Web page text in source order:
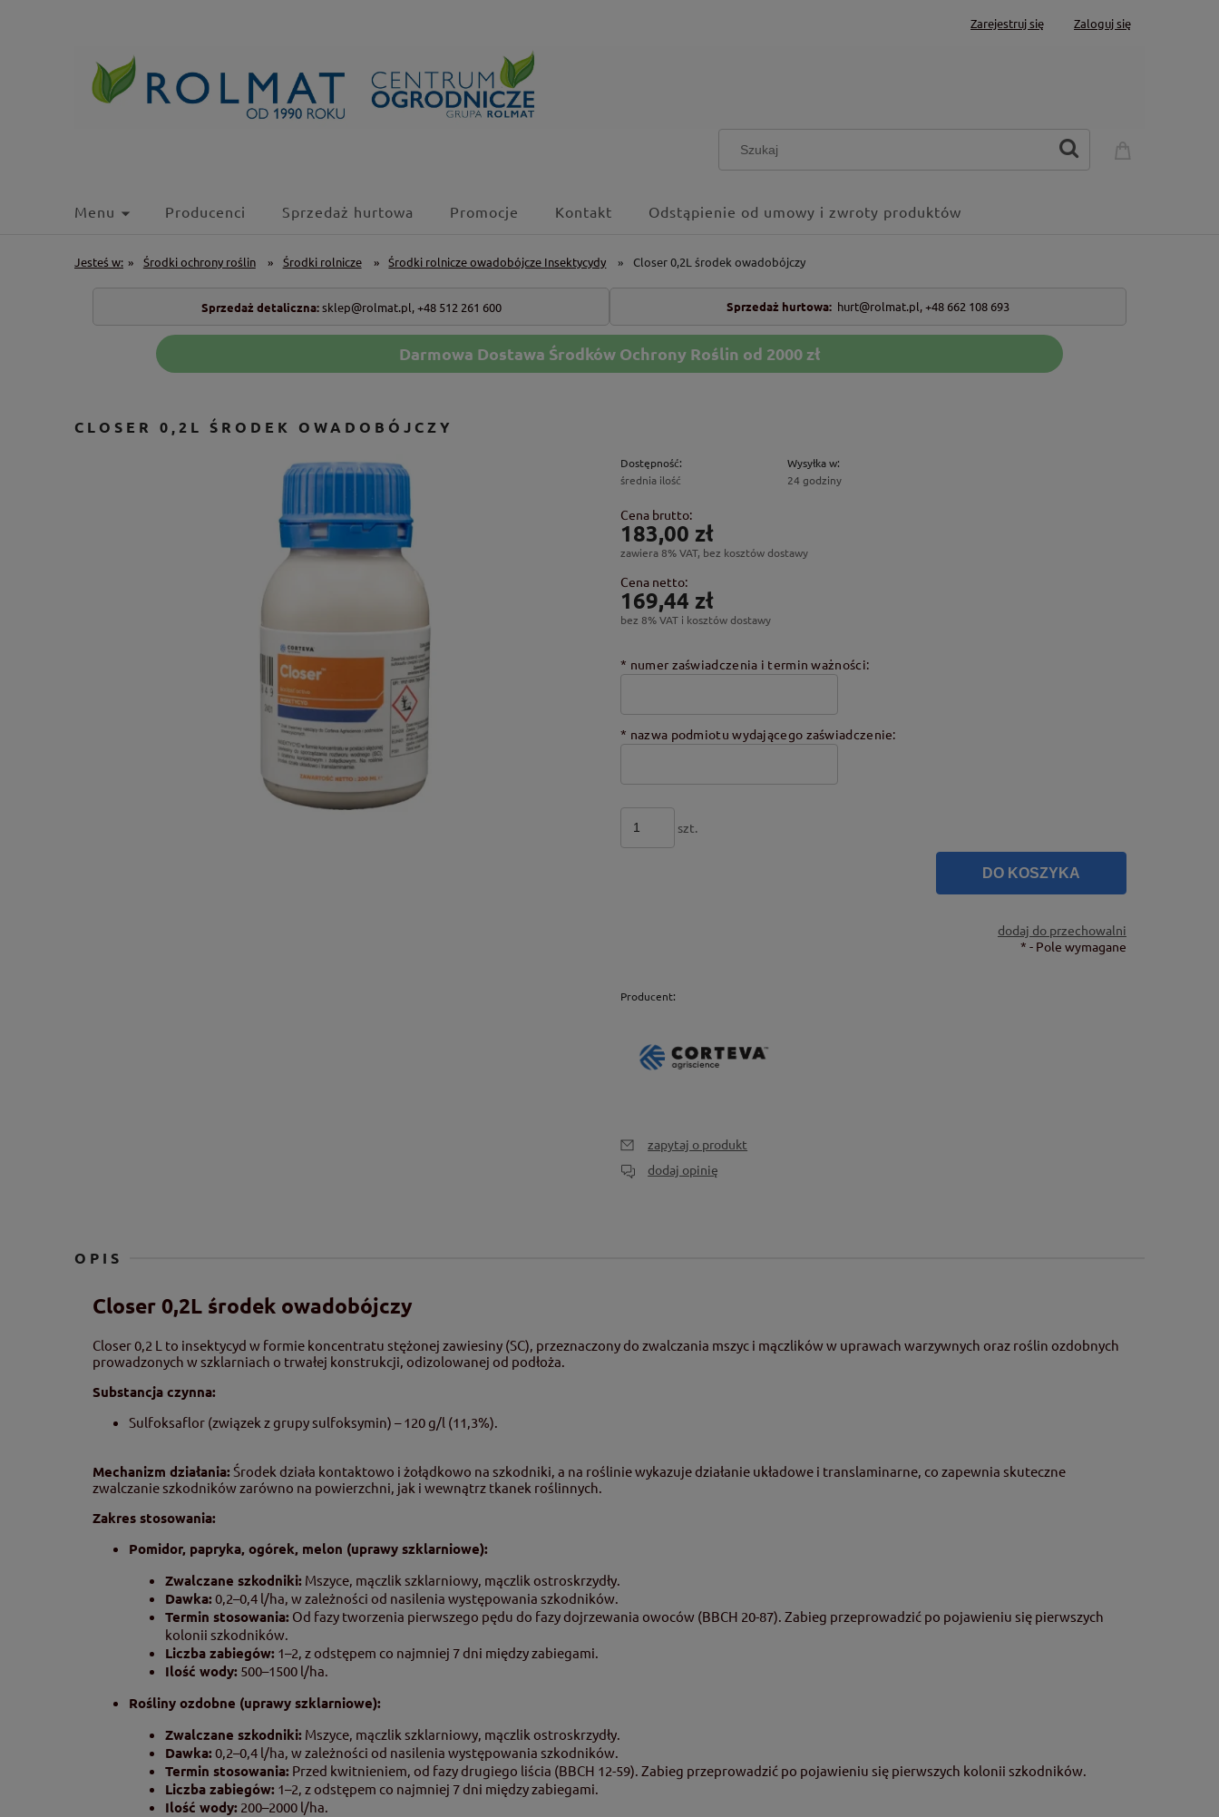
Zarejestruj się Zaloguj się
Menu Producenci Sprzedaż hurtowa Promocje Kontakt Odstąpienie od umowy i zwroty produktów
Jesteś w: » Środki ochrony roślin » Środki rolnicze » Środki rolnicze owadobójcze Insektycydy » Closer 0,2L środek owadobójczy
Sprzedaż detaliczna: sklep@rolmat.pl, +48 512 261 600 Sprzedaż hurtowa: hurt@rolmat.pl,+48 662 108 693
Darmowa Dostawa Środków Ochrony Roślin od 2000 zł
CLOSER 0,2L ŚRODEK OWADOBÓJCZY
Dostępność:
średnia ilość
Wysyłka w:
24 godziny
Cena brutto:
183,00 zł
zawiera 8% VAT, bez kosztów dostawy
Cena netto:
169,44 zł
bez 8% VAT i kosztów dostawy
* numer zaświadczenia i termin ważności:
* nazwa podmiotu wydającego zaświadczenie:
szt.
DO KOSZYKA
dodaj do przechowalni
* - Pole wymagane
Producent:
zapytaj o produkt
dodaj opinię
OPIS
Closer 0,2L środek owadobójczy
Closer 0,2 L to insektycyd w formie koncentratu stężonej zawiesiny (SC), przeznaczony do zwalczania mszyc i mączlików w uprawach warzywnych oraz roślin ozdobnych
prowadzonych w szklarniach o trwałej konstrukcji, odizolowanej od podłoża.
Substancja czynna:
Sulfoksaflor (związek z grupy sulfoksymin) – 120 g/l (11,3%).
Mechanizm działania:Środek działa kontaktowo i żołądkowo na szkodniki, a na roślinie wykazuje działanie układowe i translaminarne, co zapewnia skuteczne
zwalczanie szkodników zarówno na powierzchni, jak i wewnątrz tkanek roślinnych.
Zakres stosowania:
Pomidor, papryka, ogórek, melon (uprawy szklarniowe):
Zwalczane szkodniki: Mszyce, mączlik szklarniowy, mączlik ostroskrzydły.
Dawka:0,2–0,4 l/ha, w zależności od nasilenia występowania szkodników.
Termin stosowania: Od fazy tworzenia pierwszego pędu do fazy dojrzewania owoców (BBCH 20-87). Zabieg przeprowadzić po pojawieniu się pierwszych
kolonii szkodników.
Liczba zabiegów: 1–2, z odstępem co najmniej 7 dni między zabiegami.
Ilość wody: 500–1500 l/ha.
Rośliny ozdobne (uprawy szklarniowe):
Zwalczane szkodniki: Mszyce, mączlik szklarniowy, mączlik ostroskrzydły.
Dawka:0,2–0,4 l/ha, w zależności od nasilenia występowania szkodników.
Termin stosowania: Przed kwitnieniem, od fazy drugiego liścia (BBCH 12-59). Zabieg przeprowadzić po pojawieniu się pierwszych kolonii szkodników.
Liczba zabiegów: 1–2, z odstępem co najmniej 7 dni między zabiegami.
Ilość wody: 200–2000 l/ha.